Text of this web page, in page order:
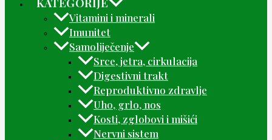
Vitamini i minerali
Imunitet
Samoliječenje
Srce, jetra, cirkulacija
Digestivni trakt
Reproduktivno zdravlje
Uho, grlo, nos
Kosti, zglobovi i mišići
Nervni sistem